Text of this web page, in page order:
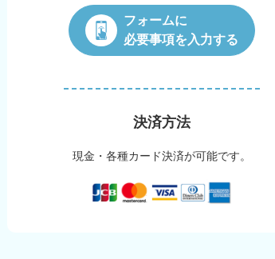
フォームに
必要事項を入力する
決済方法
現金・各種カード決済が可能です。